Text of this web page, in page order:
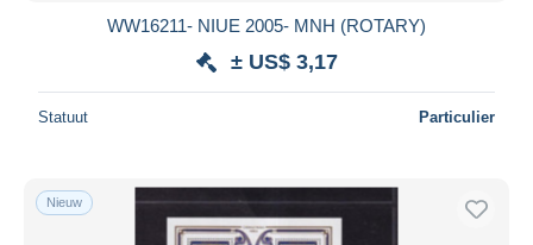
WW16211- NIUE 2005- MNH (ROTARY)
± US$ 3,17
Statuut Particulier
Nieuw